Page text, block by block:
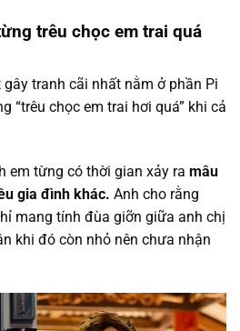
trêu chọc em trai quá
tranh cãi nhất nằm ở phần Pi
“trêu chọc em trai hơi quá” khi cả
em từng có thời gian xảy ra mâu
gia đình khác. Anh cho rằng
mang tính đùa giỡn giữa anh chị
khi đó còn nhỏ nên chưa nhận